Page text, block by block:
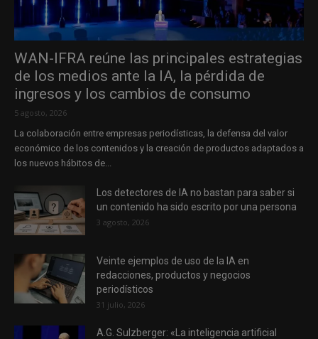
WAN-IFRA reúne las principales estrategias
de los medios ante la IA, la pérdida de
ingresos y los cambios de consumo
5 agosto, 2026
La colaboración entre empresas periodísticas, la defensa del valor
económico de los contenidos y la creación de productos adaptados a
los nuevos hábitos de...
Los detectores de IA no bastan para saber si
un contenido ha sido escrito por una persona
3 agosto, 2026
Veinte ejemplos de uso de la IA en
redacciones, productos y negocios
periodísticos
31 julio, 2026
A.G. Sulzberger: «La inteligencia artificial